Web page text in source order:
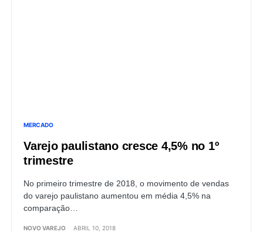
MERCADO
Varejo paulistano cresce 4,5% no 1º
trimestre
No primeiro trimestre de 2018, o movimento de vendas
do varejo paulistano aumentou em média 4,5% na
comparação…
NOVO VAREJO ABRIL 10, 2018